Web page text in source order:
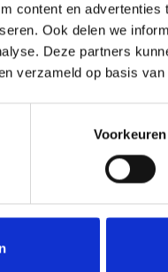
content en
Ook delen we
Deze partners
verzameld op basis
Voorkeuren
Etui KS403
-€21.30Prijsklasse:
€8.25
tot
incl. BTW
Opties selecteren
Dit
Deze
optie